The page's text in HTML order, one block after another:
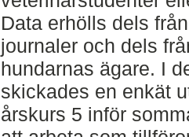
Data erhölls dels
journaler och dels
hundarnas ägare. I
skickades en enkät
årskurs 5 inför